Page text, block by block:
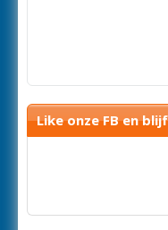
Like onze FB en